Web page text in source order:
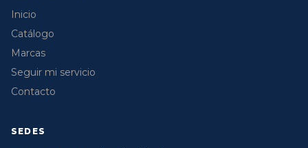
Inicio
Catálogo
Marcas
Seguir mi servicio
Contacto
SEDES